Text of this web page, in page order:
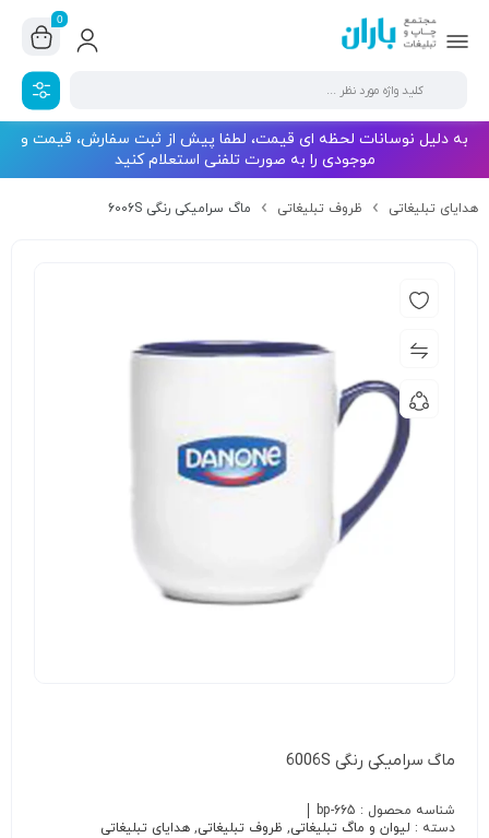
0
به دلیل نوسانات لحظه ای قیمت، لطفا پیش از ثبت سفارش، قیمت و
موجودی را به صورت تلفنی استعلام کنید
هدایای تبلیغاتی ظروف تبلیغاتی ماگ سرامیکی رنگی 6006S
ماگ سرامیکی رنگی 6006S
شناسه محصول : bp-665
دسته : لیوان و ماگ تبلیغاتی, ظروف تبلیغاتی, هدایای تبلیغاتی